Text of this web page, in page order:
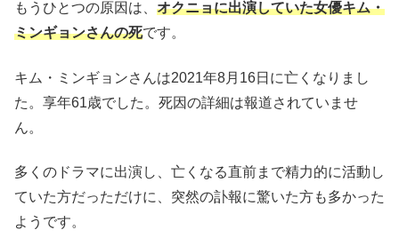
もうひとつの原因は、 オクニョに出演していた女優キム・
ミンギョンさんの死です。
キム・ミンギョンさんは2021年8月16日に亡くなりまし
た。享年61歳でした。死因の詳細は報道されていませ
ん。
多くのドラマに出演し、亡くなる直前まで精力的に活動し
ていた方だっただけに、突然の訃報に驚いた方も多かった
ようです。